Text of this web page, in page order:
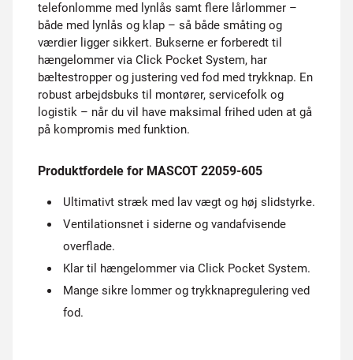
telefonlomme med lynlås samt flere lårlommer –
både med lynlås og klap – så både småting og
værdier ligger sikkert. Bukserne er forberedt til
hængelommer via Click Pocket System, har
bæltestropper og justering ved fod med trykknap. En
robust arbejdsbuks til montører, servicefolk og
logistik – når du vil have maksimal frihed uden at gå
på kompromis med funktion.
Produktfordele for MASCOT 22059-605
Ultimativt stræk med lav vægt og høj slidstyrke.
Ventilationsnet i siderne og vandafvisende
overflade.
Klar til hængelommer via Click Pocket System.
Mange sikre lommer og trykknapregulering ved
fod.